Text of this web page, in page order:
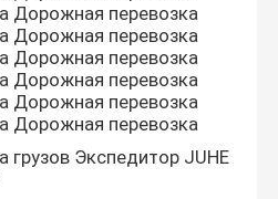
перевозки
двери из Китая
из Китая
Дорожная перевозка
Дорожная перевозка
Дорожная перевозка
Дорожная перевозка
Дорожная перевозка
Дорожная перевозка
грузов Экспедитор JUHE